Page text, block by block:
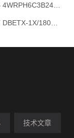
2X/G24Z4/M
180G24-8NZ4M
技术文章